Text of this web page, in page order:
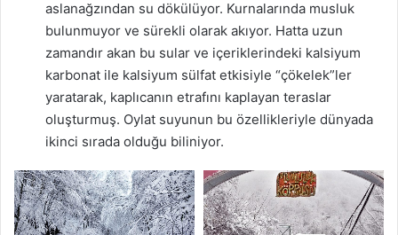
aslanağzından su dökülüyor. Kurnalarında musluk
bulunmuyor ve sürekli olarak akıyor. Hatta uzun
zamandır akan bu sular ve içeriklerindeki kalsiyum
karbonat ile kalsiyum sülfat etkisiyle “çökelek”ler
yaratarak, kaplıcanın etrafını kaplayan teraslar
oluşturmuş. Oylat suyunun bu özellikleriyle dünyada
ikinci sırada olduğu biliniyor.